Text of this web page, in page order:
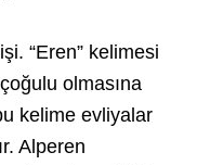
“Eren” kelimesi
olmasına
kelime evliyalar
Alperen